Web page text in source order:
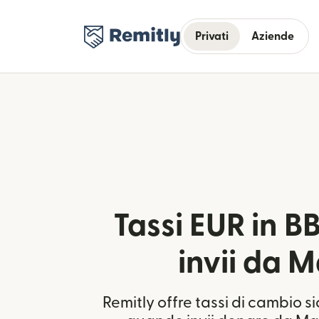
Privati Aziende
Tassi EUR in
invii da
Remitly offre tassi di cambio